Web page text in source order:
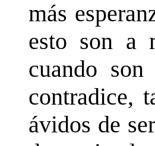
más
esto son a
cuando
contradice,
ávidos de